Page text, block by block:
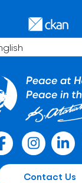
Contact Us